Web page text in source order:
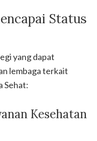
Status
yang dapat
lembaga terkait
Sehat:
Kesehatan